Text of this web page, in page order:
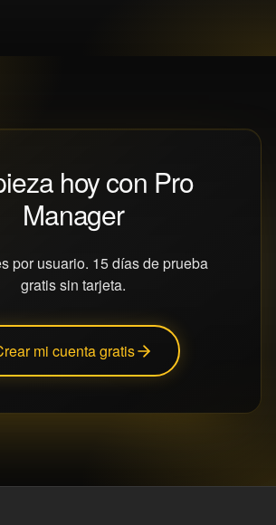
hoy con Pro
Manager
por usuario. 15 días de prueba
gratis sin tarjeta.
mi cuenta gratis